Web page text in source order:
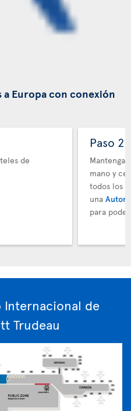
a Europa con conexión
de
Paso 2
Mantenga
mano y
todos los
una
para
Internacional de
Trudeau